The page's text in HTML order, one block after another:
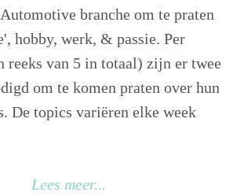
branche om te praten
hobby, werk, & passie. Per
reeks van 5 in totaal) zijn er twee
om te komen praten over hun
De topics variëren elke week
Lees meer...